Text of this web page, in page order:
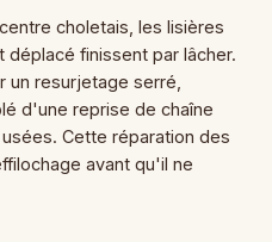
choletais, les lisières
finissent par lâcher.
un resurjetage serré,
d'une reprise de chaîne
Cette réparation des
avant qu'il ne